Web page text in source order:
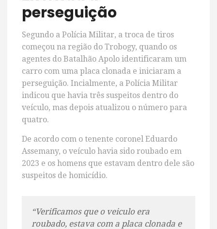
perseguição
Segundo a Polícia Militar, a troca de tiros
começou na região do Trobogy, quando os
agentes do Batalhão Apolo identificaram um
carro com uma placa clonada e iniciaram a
perseguição. Incialmente, a Polícia Militar
indicou que havia três suspeitos dentro do
veículo, mas depois atualizou o número para
quatro.
De acordo com o tenente coronel Eduardo
Assemany, o veículo havia sido roubado em
2023 e os homens que estavam dentro dele são
suspeitos de homicídio.
“Verificamos que o veiculo era
roubado, estava com a placa clonada e